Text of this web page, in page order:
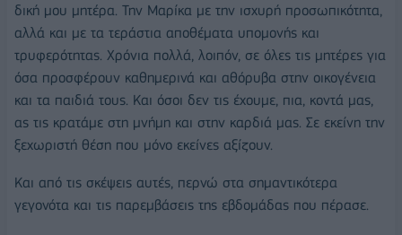
δική μου μητέρα. Την Μαρίκα με την ισχυρή προσωπικότητα,
αλλά και με τα τεράστια αποθέματα υπομονής και
τρυφερότητας. Χρόνια πολλά, λοιπόν, σε όλες τις μητέρες για
όσα προσφέρουν καθημερινά και αθόρυβα στην οικογένεια
και τα παιδιά τους. Και όσοι δεν τις έχουμε, πια, κοντά μας,
ας τις κρατάμε στη μνήμη και στην καρδιά μας. Σε εκείνη την
ξεχωριστή θέση που μόνο εκείνες αξίζουν.
Και από τις σκέψεις αυτές, περνώ στα σημαντικότερα
γεγονότα και τις παρεμβάσεις της εβδομάδας που πέρασε.